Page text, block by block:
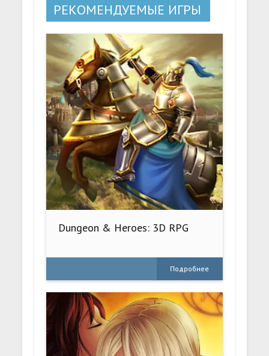
РЕКОМЕНДУЕМЫЕ ИГРЫ
Dungeon & Heroes: 3D RPG
Подробнее